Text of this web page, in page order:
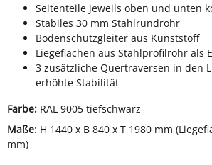
Seitenteile jeweils oben und unten
Stabiles 30 mm Stahlrundrohr
Bodenschutzgleiter aus Kunststoff
Liegeflächen aus Stahlprofilrohr als
3 zusätzliche Quertraversen in den
erhöhte Stabilität
Farbe: RAL 9005 tiefschwarz
Maße: H 1440 x B 840 x T 1980 mm
mm)